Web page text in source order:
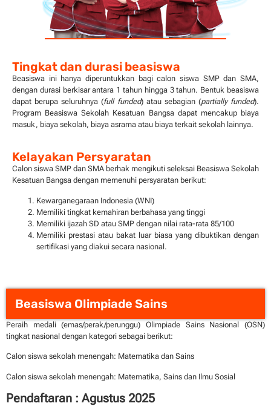
Tingkat dan durasi beasiswa
Beasiswa ini hanya diperuntukkan bagi calon siswa SMP dan SMA,
dengan durasi berkisar antara 1 tahun hingga 3 tahun. Bentuk beasiswa
dapat berupa seluruhnya (full funded) atau sebagian (partially funded).
Program Beasiswa Sekolah Kesatuan Bangsa dapat mencakup biaya
masuk, biaya sekolah, biaya asrama atau biaya terkait sekolah lainnya.
Kelayakan Persyaratan
Calon siswa SMP dan SMA berhak mengikuti seleksai Beasiswa Sekolah
Kesatuan Bangsa dengan memenuhi persyaratan berikut:
Kewarganegaraan Indonesia (WNI)
Memiliki tingkat kemahiran berbahasa yang tinggi
Memiliki ijazah SD atau SMP dengan nilai rata-rata 85/100
Memiliki prestasi atau bakat luar biasa yang dibuktikan dengan
sertifikasi yang diakui secara nasional.
Beasiswa Olimpiade Sains
Peraih medali (emas/perak/perunggu) Olimpiade Sains Nasional (OSN)
tingkat nasional dengan kategori sebagai berikut:
Calon siswa sekolah menengah: Matematika dan Sains
Calon siswa sekolah menengah: Matematika, Sains dan Ilmu Sosial
Pendaftaran : Agustus 2025